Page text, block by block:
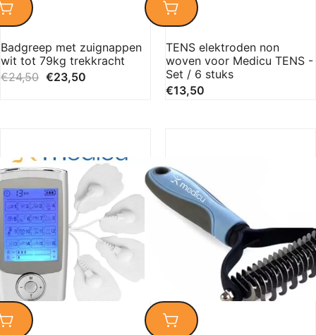
Badgreep met zuignappen
wit tot 79kg trekkracht
€24,50 €23,50
TENS elektroden non
woven voor Medicu TENS -
Set / 6 stuks
€13,50